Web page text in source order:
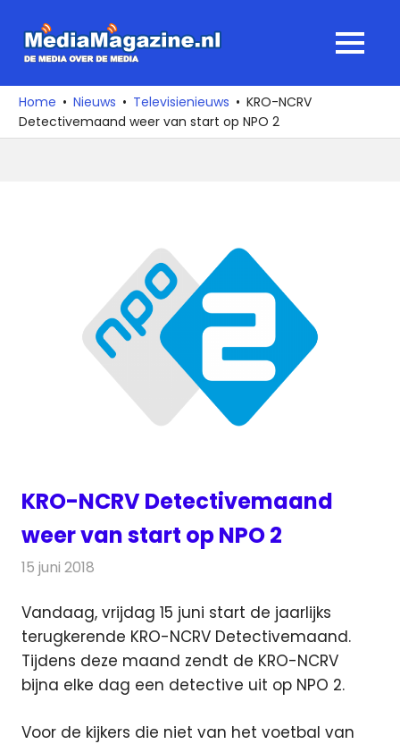
naar
media
over
de
MENU
Home Nieuws Televisienieuws
KRO-NCRV
Detectivemaand weer van start op NPO 2
KRO-NCRV Detectivemaand
weer van start op NPO 2
15 juni 2018
Vandaag, vrijdag 15 juni start de jaarlijks
terugkerende KRO-NCRV Detectivemaand.
Tijdens deze maand zendt de KRO-NCRV
bijna elke dag een detective uit op NPO 2.
Voor de kijkers die niet van het voetbal van